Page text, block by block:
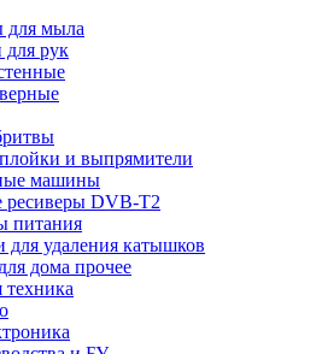
для мыла
рук
и выпрямители
машины
DVB-T2
питания
удаления катышков
дома прочее
техника